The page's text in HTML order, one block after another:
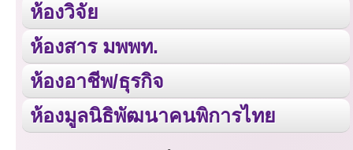
ห้องวิจัย
ห้องสาร มพพท.
ห้องอาชีพ/ธุรกิจ
ห้องมูลนิธิพัฒนาคนพิการไทย